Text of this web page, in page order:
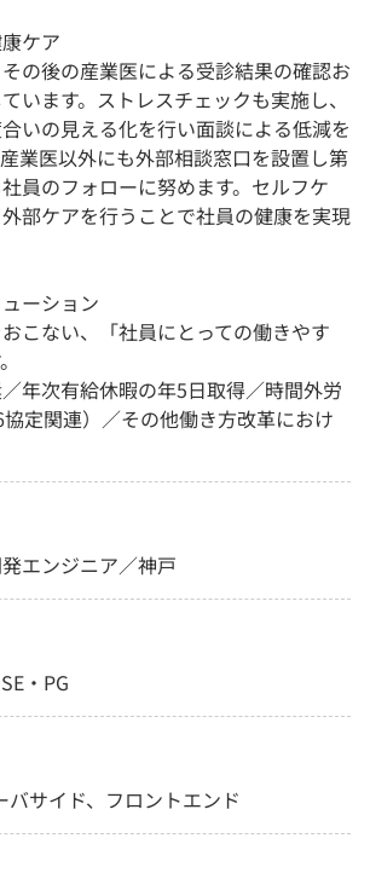
ケア
の後の産業医による受診結果の確認お
います。ストレスチェックも実施し、
いの見える化を行い面談による低減を
業医以外にも外部相談窓口を設置し第
員のフォローに努めます。セルフケ
部ケアを行うことで社員の健康を実現
ーション
こない、「社員にとっての働きやす
年次有給休暇の年5日取得／時間外労
定関連）／その他働き方改革におけ
エンジニア／神戸
・PG
サイド、フロントエンド